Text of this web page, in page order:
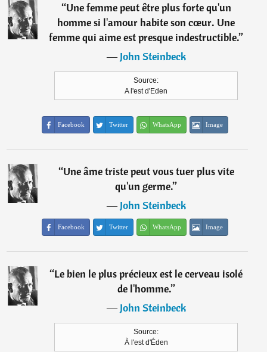
“Une femme peut être plus forte qu'un
homme si l'amour habite son cœur. Une
femme qui aime est presque indestructible.”
―John Steinbeck
Source:
A l'est d'Eden
Facebook Twitter WhatsApp Image
“Une âme triste peut vous tuer plus vite
qu'un germe.”
―John Steinbeck
Facebook Twitter WhatsApp Image
“Le bien le plus précieux est le cerveau isolé
de l'homme.”
―John Steinbeck
Source:
À l'est d'Éden